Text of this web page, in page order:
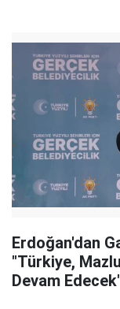
Erdoğan'dan
"Türkiye,
Devam